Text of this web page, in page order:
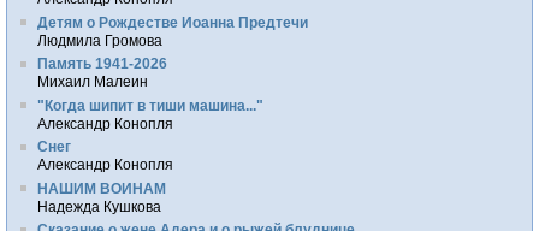
Детям о Рождестве Иоанна Предтечи
Людмила Громова
Память 1941-2026
Михаил Малеин
"Когда шипит в тиши машина..."
Александр Конопля
Снег
Александр Конопля
НАШИМ ВОИНАМ
Надежда Кушкова